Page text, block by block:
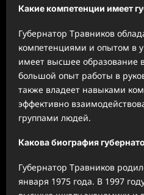
Какие компетенции имеет
Губернатор Травников
компетенциями и опытом в
имеет высшее образование
большой опыт работы в
также владеет навыками
эффективно
группами людей.
Какова биография
Губернатор Травников
января 1975 года. В 1997